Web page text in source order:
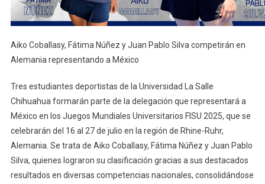
Aiko Coballasy, Fátima Núñez y Juan Pablo Silva competirán en
Alemania representando a México
Tres estudiantes deportistas de la Universidad La Salle
Chihuahua formarán parte de la delegación que representará a
México en los Juegos Mundiales Universitarios FISU 2025, que se
celebrarán del 16 al 27 de julio en la región de Rhine-Ruhr,
Alemania. Se trata de Aiko Coballasy, Fátima Núñez y Juan Pablo
Silva, quienes lograron su clasificación gracias a sus destacados
resultados en diversas competencias nacionales, consolidándose